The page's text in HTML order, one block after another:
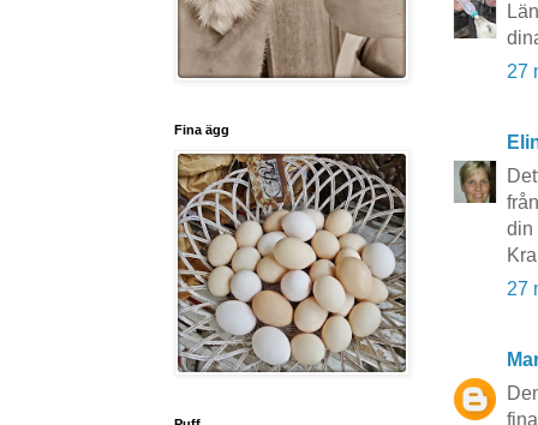
27
din
27
Fina ägg